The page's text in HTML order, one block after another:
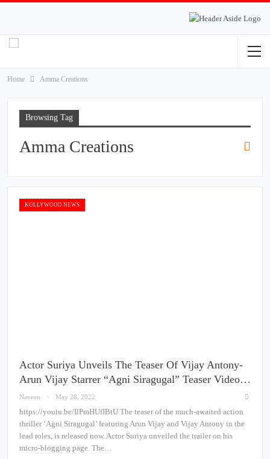
Home Amma Creations
Browsing Tag
Amma Creations
KOLLYWOOD NEWS
Actor Suriya Unveils The Teaser Of Vijay Antony-
Arun Vijay Starrer “Agni Siragugal” Teaser Video…
Naveen May 28, 2022
https://youtu.be/IlPmHUfIBtU The teaser of the much-awaited action
thriller ‘Agni Siragugal’ featuring Arun Vijay and Vijay Antony in the
lead roles, is released now. Actor Suriya unveiled the trailer on his
micro-blogging page. The…